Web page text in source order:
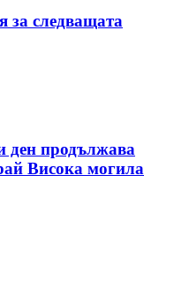
за следващата
ден продължава
Висока могила